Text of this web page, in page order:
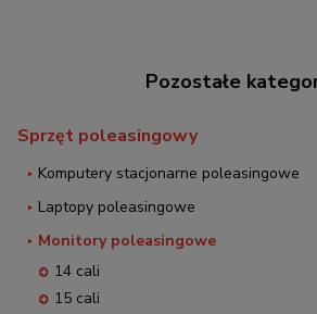
Sprzęt poleasingowy
Komputery stacjonarne poleasingowe
Laptopy poleasingowe
Monitory poleasingowe
14 cali
15 cali